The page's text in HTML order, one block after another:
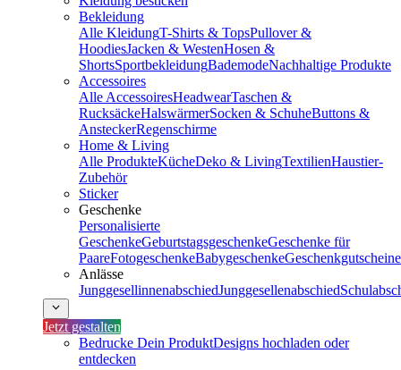
Bekleidung
Alle KleidungT-Shirts & TopsPullover &
HoodiesJacken & WestenHosen &
ShortsSportbekleidungBademodeNachhaltige Produkte
Accessoires
Alle AccessoiresHeadwearTaschen &
RucksäckeHalswärmerSocken & SchuheButtons &
AnsteckerRegenschirme
Home & Living
Alle ProdukteKücheDeko & LivingTextilienHaustier-
Zubehör
Sticker
Geschenke
Personalisierte
GeschenkeGeburtstagsgeschenkeGeschenke für
PaareFotogeschenkeBabygeschenkeGeschenkgutscheine
Anlässe
JunggesellinnenabschiedJunggesellenabschied
Jetzt gestalten
Bedrucke Dein ProduktDesigns hochladen oder
entdecken